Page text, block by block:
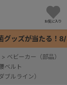
お気に入り
グッズが当たる！
> ベビーカー（部品）
ベルト
ルライン）